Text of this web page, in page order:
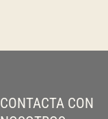
CONTACTA CON